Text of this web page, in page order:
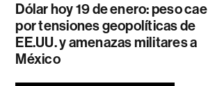
Dólar hoy 19 de enero: peso cae
por tensiones geopolíticas de
EE.UU. y amenazas militares a
México